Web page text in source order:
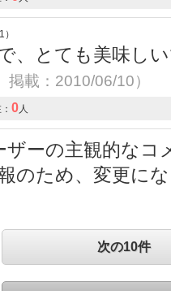
、とても美味し
載：2010/06/10）
0人
ーの主観的なコ
のため、変更に
次の10件